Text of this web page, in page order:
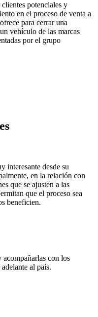
potenciales y
en el proceso de venta a
para cerrar una
vehículo de las marcas
por el grupo
interesante desde su
en la relación con
que se ajusten a las
que el proceso sea
beneficien.
acompañarlas con los
al país.